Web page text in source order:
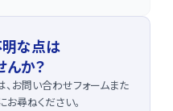
明な点は
んか？
お問い合わせフォームまた
尋ねください。